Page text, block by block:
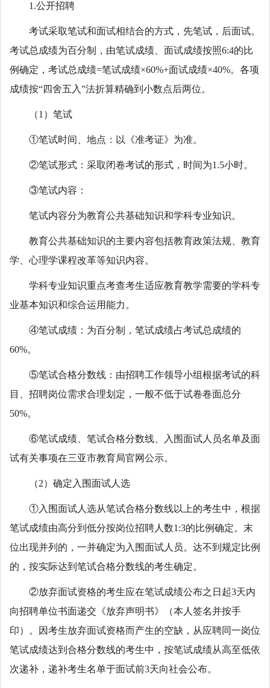
1.公开招聘
考试采取笔试和面试相结合的方式，先笔试，后面试。
考试总成绩为百分制，由笔试成绩、面试成绩按照6:4的比
例确定，考试总成绩=笔试成绩×60%+面试成绩×40%。各项
成绩按“四舍五入”法折算精确到小数点后两位。
（1）笔试
①笔试时间、地点：以《准考证》为准。
②笔试形式：采取闭卷考试的形式，时间为1.5小时。
③笔试内容：
笔试内容分为教育公共基础知识和学科专业知识。
教育公共基础知识的主要内容包括教育政策法规、教育
学、心理学课程改革等知识内容。
学科专业知识重点考查考生适应教育教学需要的学科专
业基本知识和综合运用能力。
④笔试成绩：为百分制，笔试成绩占考试总成绩的
60%。
⑤笔试合格分数线：由招聘工作领导小组根据考试的科
目、招聘岗位需求合理划定，一般不低于试卷卷面总分
50%。
⑥笔试成绩、笔试合格分数线、入围面试人员名单及面
试有关事项在三亚市教育局官网公示。
（2）确定入围面试人选
①入围面试人选从笔试合格分数线以上的考生中，根据
笔试成绩由高分到低分按岗位招聘人数1:3的比例确定。末
位出现并列的，一并确定为入围面试人员。达不到规定比例
的，按实际达到笔试合格分数线的考生确定。
②放弃面试资格的考生应在笔试成绩公布之日起3天内
向招聘单位书面递交《放弃声明书》（本人签名并按手
印）。因考生放弃面试资格而产生的空缺，从应聘同一岗位
笔试成绩达到合格分数线的考生中，按笔试成绩从高至低依
次递补，递补考生名单于面试前3天向社会公布。